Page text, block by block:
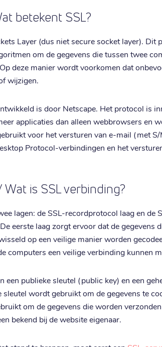
betekent SSL?
Layer (dus niet secure socket layer). Dit
om de gegevens die tussen twee
deze manier wordt voorkomen dat
wijzigen.
is door Netscape. Het protocol is
applicaties dan alleen webbrowsers en
voor het versturen van e-mail (met S/
Protocol-verbindingen en het
Wat is SSL verbinding?
lagen: de SSL-recordprotocol laag en de
eerste laag zorgt ervoor dat de gegevens
op een veilige manier worden
computers een veilige verbinding kunnen
een publieke sleutel (public key) en een
sleutel wordt gebruikt om de gegevens te
om de gegevens die worden
bekend bij de website eigenaar.